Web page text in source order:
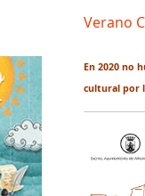
Verano
En 2020 no
cultural por